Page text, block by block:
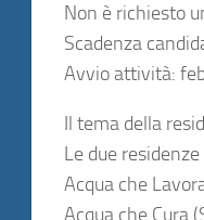
Non è richiesto
Scadenza
Avvio attività:
Il tema della
Le due
Acqua che
Acqua che Cura